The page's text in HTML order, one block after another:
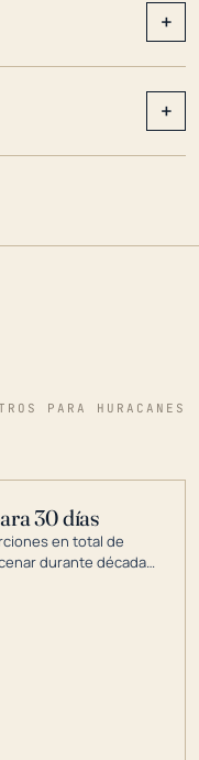
+
+
PARA HURACANES
30 días
en total de
durante décadas